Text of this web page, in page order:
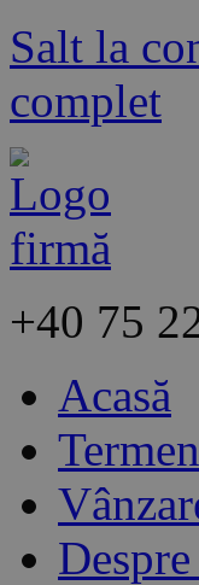
Salt la
complet
+40 75
Acasă